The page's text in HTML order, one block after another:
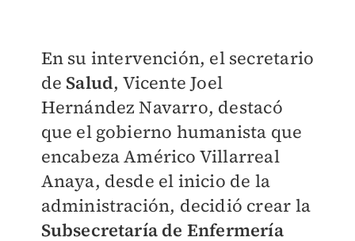
En su intervención, el secretario
de Salud, Vicente Joel
Hernández Navarro, destacó
que el gobierno humanista que
encabeza Américo Villarreal
Anaya, desde el inicio de la
administración, decidió crear la
Subsecretaría de Enfermería